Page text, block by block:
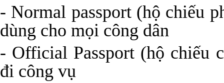
- Normal passport (hộ chiếu
dùng cho mọi công dân
- Official Passport (hộ chiếu
đi công vụ